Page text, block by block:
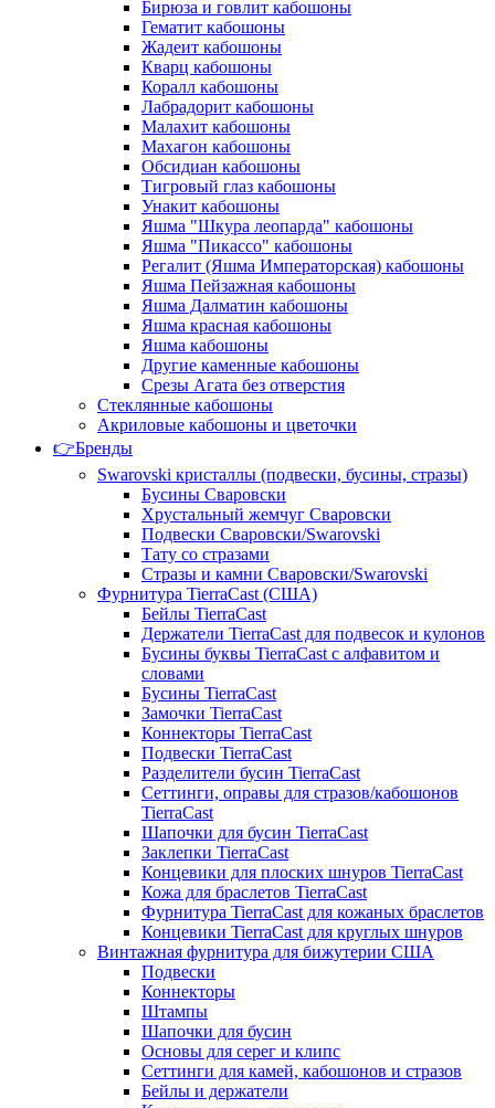
Бирюза и говлит кабошоны
Гематит кабошоны
Жадеит кабошоны
Кварц кабошоны
Коралл кабошоны
Лабрадорит кабошоны
Малахит кабошоны
Махагон кабошоны
Обсидиан кабошоны
Тигровый глаз кабошоны
Унакит кабошоны
Яшма "Шкура леопарда" кабошоны
Яшма "Пикассо" кабошоны
Регалит (Яшма Императорская) кабошоны
Яшма Пейзажная кабошоны
Яшма Далматин кабошоны
Яшма красная кабошоны
Яшма кабошоны
Другие каменные кабошоны
Срезы Агата без отверстия
Стеклянные кабошоны
Акриловые кабошоны и цветочки
👉Бренды
Swarovski кристаллы (подвески, бусины, стразы)
Бусины Сваровски
Хрустальный жемчуг Сваровски
Подвески Сваровски/Swarovski
Тату со стразами
Стразы и камни Сваровски/Swarovski
Фурнитура TierraCast (США)
Бейлы TierraCast
Держатели TierraCast для подвесок и кулонов
Бусины буквы TierraCast с алфавитом и
словами
Бусины TierraCast
Замочки TierraCast
Коннекторы TierraCast
Подвески TierraCast
Разделители бусин TierraCast
Сеттинги, оправы для стразов/кабошонов
TierraCast
Шапочки для бусин TierraCast
Заклепки TierraCast
Концевики для плоских шнуров TierraCast
Кожа для браслетов TierraCast
Фурнитура TierraCast для кожаных браслетов
Концевики TierraCast для круглых шнуров
Винтажная фурнитура для бижутерии США
Подвески
Коннекторы
Штампы
Шапочки для бусин
Основы для серег и клипс
Сеттинги для камей, кабошонов и стразов
Бейлы и держатели